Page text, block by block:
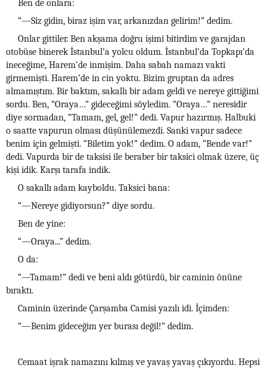
Ben de onlara:
“—Siz gidin, biraz işim var, arkanızdan gelirim!” dedim.
Onlar gittiler. Ben akşama doğru işimi bitirdim ve garajdan
otobüse binerek İstanbul’a yolcu oldum. İstanbul’da Topkapı’da
ineceğime, Harem’de inmişim. Daha sabah namazı vakti
girmemişti. Harem’de in cin yoktu. Bizim gruptan da adres
almamıştım. Bir baktım, sakallı bir adam geldi ve nereye gittiğimi
sordu. Ben, “Oraya…” gideceğimi söyledim. “Oraya…” neresidir
diye sormadan, “Tamam, gel, gel!” dedi. Vapur hazırmış. Halbuki
o saatte vapurun olması düşünülemezdi. Sanki vapur sadece
benim için gelmişti. “Biletim yok!” dedim. O adam, “Bende var!”
dedi. Vapurda bir de taksisi ile beraber bir taksici olmak üzere, üç
kişi idik. Karşı tarafa indik.
O sakallı adam kayboldu. Taksici bana:
“—Nereye gidiyorsun?” diye sordu.
Ben de yine:
“—Oraya...” dedim.
O da:
“—Tamam!” dedi ve beni aldı götürdü, bir caminin önüne
bıraktı.
Caminin üzerinde Çarşamba Camisi yazılı idi. İçimden:
“—Benim gideceğim yer burası değil!” dedim.
Cemaat işrak namazını kılmış ve yavaş yavaş çıkıyordu. Hepsi